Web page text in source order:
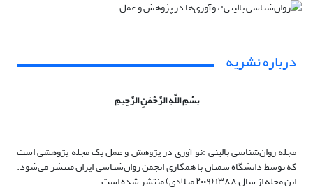
درباره نشریه
بسْمِ اللَّهِ الرَّحْمَنِ الرَّحِیمِ
مجله روان‌شناسی بالینی :نو آوری در پژوهش و عمل یک مجله پژوهشی است
که توسط دانشگاه سمنان با همکاری انجمن روان‌شناسی ایران منتشر می‌شود.
این مجله از سال ۱۳۸۸ (۲۰۰۹ میلادی) منتشر شده است.